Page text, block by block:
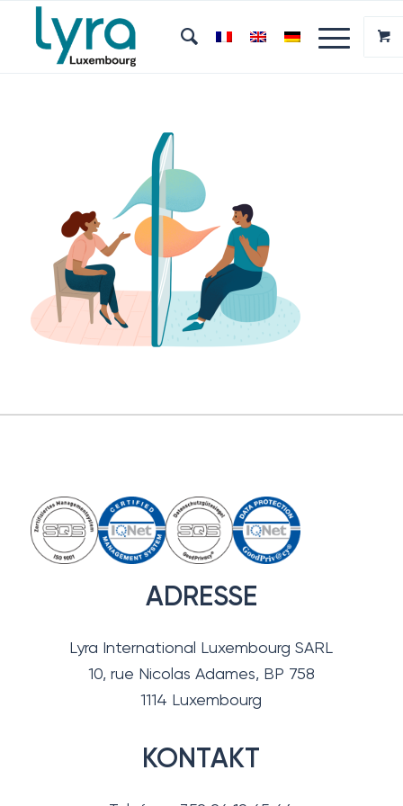
ADRESSE
Lyra International Luxembourg SARL
10, rue Nicolas Adames, BP 758
1114 Luxembourg
KONTAKT